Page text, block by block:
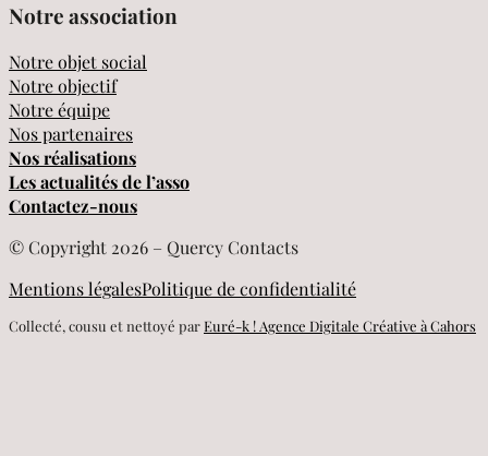
Notre association
Notre objet social
Notre objectif
Notre équipe
Nos partenaires
Nos réalisations
Les actualités de l’asso
Contactez-nous
© Copyright 2026 – Quercy Contacts
Mentions légalesPolitique de confidentialité
Collecté, cousu et nettoyé par Euré-k ! Agence Digitale Créative à Cahors